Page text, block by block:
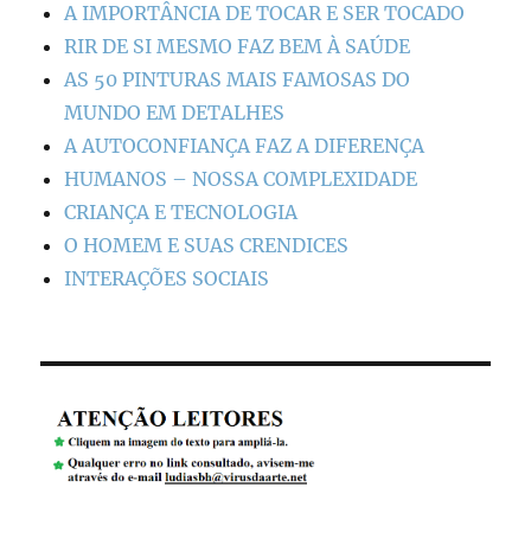
A IMPORTÂNCIA DE TOCAR E SER TOCADO
RIR DE SI MESMO FAZ BEM À SAÚDE
AS 50 PINTURAS MAIS FAMOSAS DO
MUNDO EM DETALHES
A AUTOCONFIANÇA FAZ A DIFERENÇA
HUMANOS – NOSSA COMPLEXIDADE
CRIANÇA E TECNOLOGIA
O HOMEM E SUAS CRENDICES
INTERAÇÕES SOCIAIS